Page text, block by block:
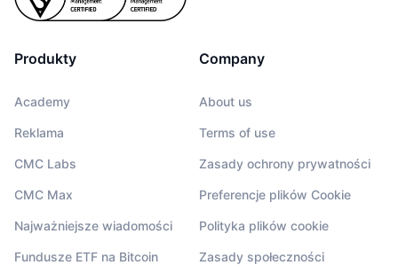
Produkty
Academy
Reklama
CMC Labs
CMC Max
Najważniejsze wiadomości
Fundusze ETF na Bitcoin
Company
About us
Terms of use
Zasady ochrony prywatności
Preferencje plików Cookie
Polityka plików cookie
Zasady społeczności